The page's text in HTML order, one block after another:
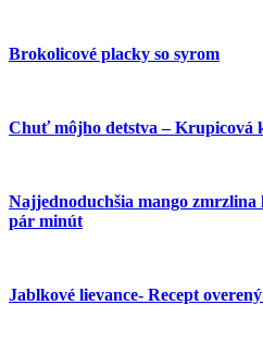
Brokolicové placky so syrom
Chuť môjho detstva – Krupicová
Najjednoduchšia mango zmrzlina
pár minút
Jablkové lievance- Recept